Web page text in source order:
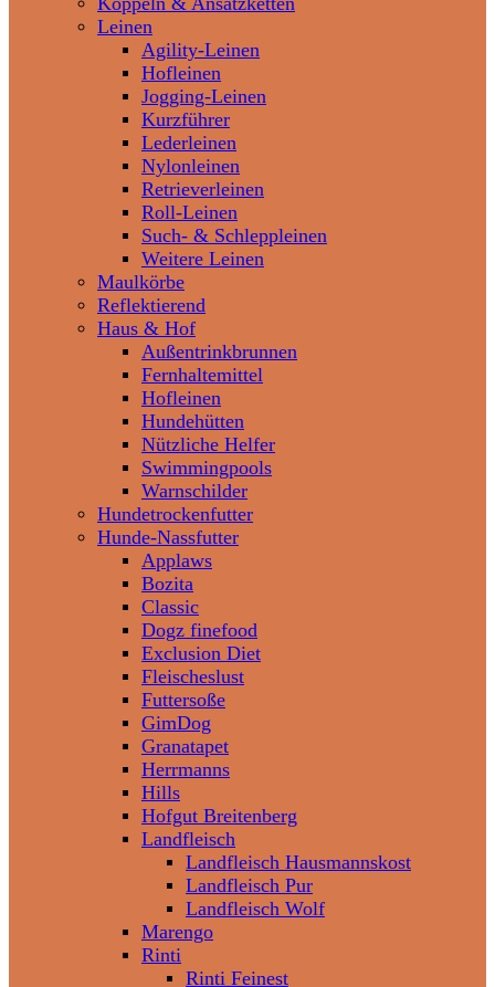
Leinen
Agility-Leinen
Hofleinen
Jogging-Leinen
Kurzführer
Lederleinen
Nylonleinen
Retrieverleinen
Roll-Leinen
Such- & Schleppleinen
Weitere Leinen
Maulkörbe
Reflektierend
Haus & Hof
Außentrinkbrunnen
Fernhaltemittel
Hofleinen
Hundehütten
Nützliche Helfer
Swimmingpools
Warnschilder
Hundetrockenfutter
Hunde-Nassfutter
Applaws
Bozita
Classic
Dogz finefood
Exclusion Diet
Fleischeslust
Futtersoße
GimDog
Granatapet
Herrmanns
Hills
Hofgut Breitenberg
Landfleisch
Landfleisch Hausmannskost
Landfleisch Pur
Landfleisch Wolf
Marengo
Rinti
Rinti Feinest